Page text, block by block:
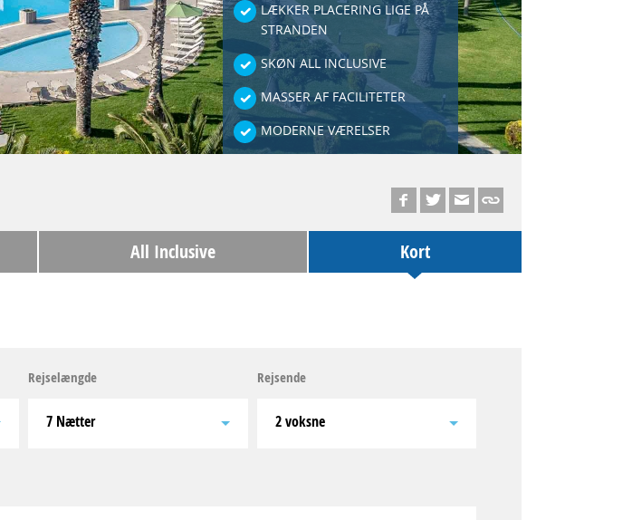
LÆKKER PLACERING LIGE PÅ
STRANDEN
SKØN ALL INCLUSIVE
MASSER AF FACILITETER
MODERNE VÆRELSER
All Inclusive Kort
Rejselængde
7 Nætter
Rejsende
2 voksne